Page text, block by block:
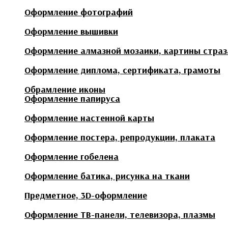
Оформление фотографий
Оформление вышивки
Оформление алмазной мозаики, картины
Оформление диплома, сертификата, грамоты
Обрамление иконы
Оформление папируса
Оформление настенной карты
Оформление постера, репродукции, плаката
Оформление гобелена
Оформление батика, рисунка на ткани
Предметное, 3D-оформление
Оформление ТВ-панели, телевизора, плазмы